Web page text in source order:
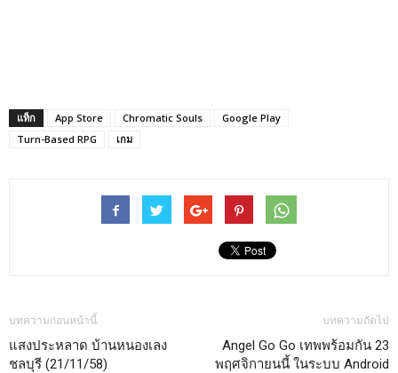
แท็ก App Store Chromatic Souls
Google Play
Turn-Based RPG
เกม
บทความก่อนหน้านี้
แสงประหลาด บ้านหนองเลง
‪ชลบุรี‬ (21/11/58)
บทความถัดไป
Angel Go Go เทพพร้อมกัน 23
พฤศจิกายนนี้ ในระบบ Android